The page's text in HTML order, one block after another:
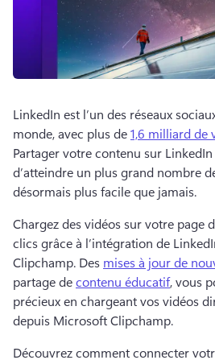
LinkedIn est l’un des réseaux
monde, avec plus de 1,6 milliard de
Partager votre contenu sur
d’atteindre un plus grand nombre
désormais plus facile que jamais.
Chargez des vidéos sur votre page
clics grâce à l’intégration de
Clipchamp. Des mises à jour de
partage de contenu éducatif, vous
précieux en chargeant vos vidéos
depuis Microsoft Clipchamp.